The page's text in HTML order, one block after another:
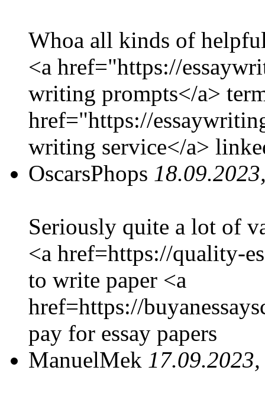
Whoa all kinds of
<a href="https://
writing prompts</a>
href="https://
writing service</a>
OscarsPhops
Seriously quite a lot of
<a href=https://quality-
to write paper <a
href=https://
pay for essay papers
ManuelMek